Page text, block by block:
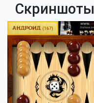
Скриншоты